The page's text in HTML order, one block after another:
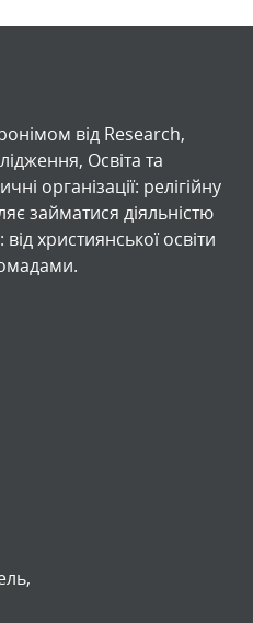
від Research,
Освіта та
організації: релігійну
займатися діяльністю
християнської освіти